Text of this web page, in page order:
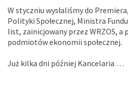
W styczniu wysłaliśmy do
Polityki Społecznej, Ministra
list, zainicjowany przez WRZOS, a
podmiotów ekonomii społecznej.
Już kilka dni później Kancelaria …